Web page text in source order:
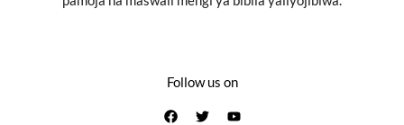
Follow us on